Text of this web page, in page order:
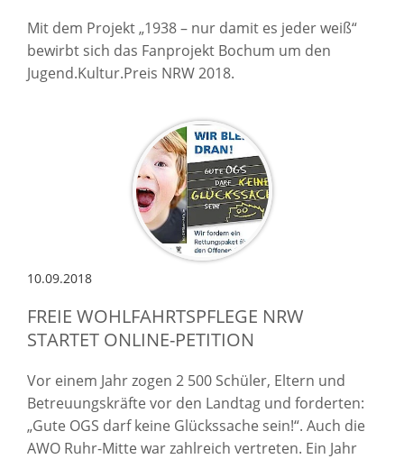
Mit dem Projekt „1938 – nur damit es jeder weiß“
bewirbt sich das Fanprojekt Bochum um den
Jugend.Kultur.Preis NRW 2018.
10.09.2018
FREIE WOHLFAHRTSPFLEGE NRW
STARTET ONLINE-PETITION
Vor einem Jahr zogen 2 500 Schüler, Eltern und
Betreuungskräfte vor den Landtag und forderten:
„Gute OGS darf keine Glückssache sein!“. Auch die
AWO Ruhr-Mitte war zahlreich vertreten. Ein Jahr